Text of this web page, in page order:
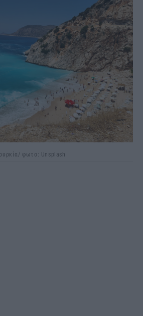
φωτο: Unsplash